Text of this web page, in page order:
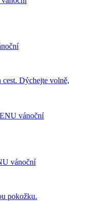
Dýchejte volně,
vánoční
pokožku.